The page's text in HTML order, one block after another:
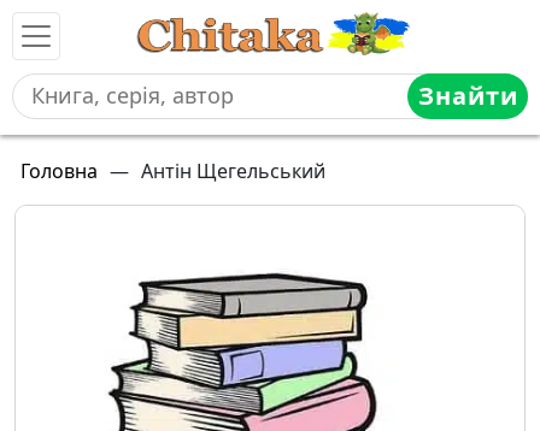
Знайти
Головна — Антін Щегельський